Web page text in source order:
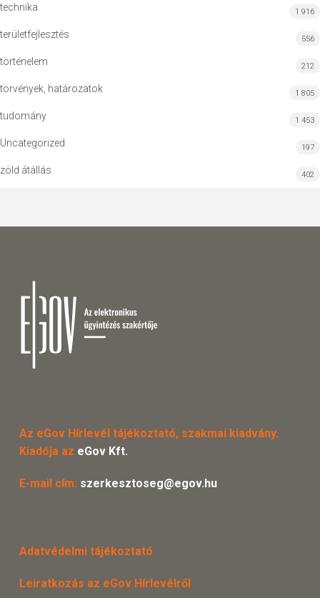
technika 1 916
területfejlesztés 556
történelem 212
törvények, határozatok 1 805
tudomány 1 453
Uncategorized 197
zöld átállás 402
Az eGov Hírlevél tájékoztató, szakmai kiadvány.
Kiadója az eGov Kft.
E-mail cím: szerkesztoseg@egov.hu
Adatvédelmi tájékoztató
Leiratkozás az eGov Hírlevélről